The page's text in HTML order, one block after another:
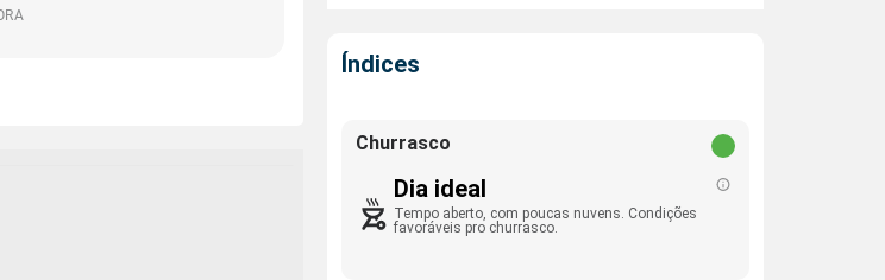
Índices
Churrasco
Dia ideal
Tempo aberto, com poucas nuvens. Condições
favoráveis pro churrasco.